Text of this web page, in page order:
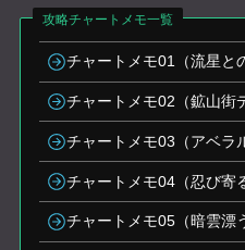
攻略チャートメモ一覧
チャートメモ01（流星と
チャートメモ02（鉱山街
チャートメモ03（アベラ
チャートメモ04（忍び寄
チャートメモ05（暗雲漂